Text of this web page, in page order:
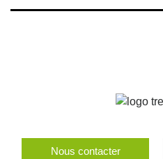
Nous contacter